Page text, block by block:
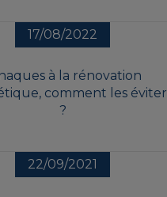
17/08/2022
à la rénovation
comment les éviter
?
22/09/2021